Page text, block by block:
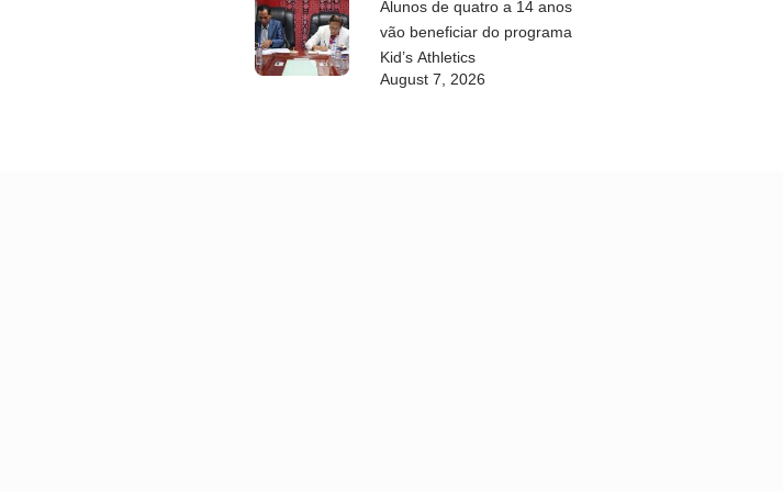
Alunos de quatro a 14 anos
vão beneficiar do programa
Kid’s Athletics
August 7, 2026